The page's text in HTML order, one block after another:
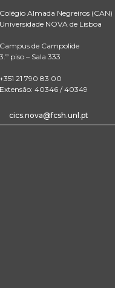
Colégio Almada Negreiros (CAN)
Universidade NOVA de Lisboa
Campus de Campolide
3.º piso – Sala 333
+351 21 790 83 00
Extensão: 40346 / 40349
cics.nova@fcsh.unl.pt